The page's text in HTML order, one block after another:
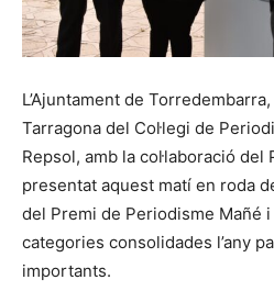
L’Ajuntament de
Tarragona del Col·legi de
Repsol, amb la col·laboració
presentat aquest matí en roda
del Premi de Periodisme Mañé
categories consolidades l’any
importants.